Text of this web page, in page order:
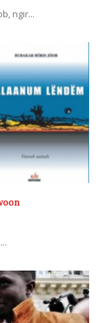
ngir...